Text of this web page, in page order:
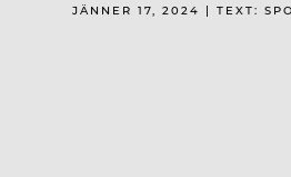
JÄNNER 17, 2024 | TEXT: